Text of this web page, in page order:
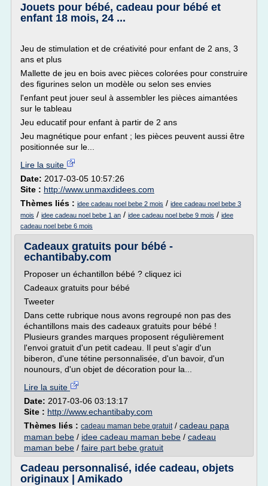
Jouets pour bébé, cadeau pour bébé et
enfant 18 mois, 24 ...
Jeu de stimulation et de créativité pour enfant de 2 ans, 3
ans et plus
Mallette de jeu en bois avec pièces colorées pour construire
des figurines selon un modèle ou selon ses envies
l'enfant peut jouer seul à assembler les pièces aimantées
sur le tableau
Jeu educatif pour enfant à partir de 2 ans
Jeu magnétique pour enfant ; les pièces peuvent aussi être
positionnée sur le...
Lire la suite
Date: 2017-03-05 10:57:26
Site : http://www.unmaxdidees.com
Thèmes liés : idee cadeau noel bebe 2 mois / idee cadeau noel bebe 3
mois / idee cadeau noel bebe 1 an / idee cadeau noel bebe 9 mois / idee
cadeau noel bebe 6 mois
Cadeaux gratuits pour bébé -
echantibaby.com
Proposer un échantillon bébé ? cliquez ici
Cadeaux gratuits pour bébé
Tweeter
Dans cette rubrique nous avons regroupé non pas des
échantillons mais des cadeaux gratuits pour bébé !
Plusieurs grandes marques proposent régulièrement
l'envoi gratuit d'un petit cadeau. Il peut s'agir d'un
biberon, d'une tétine personnalisée, d'un bavoir, d'un
nounours, d'un objet de décoration pour la...
Lire la suite
Date: 2017-03-06 03:13:17
Site : http://www.echantibaby.com
Thèmes liés : cadeau maman bebe gratuit/ cadeau papa
maman bebe / idee cadeau maman bebe / cadeau
maman bebe / faire part bebe gratuit
Cadeau personnalisé, idée cadeau, objets
originaux | Amikado